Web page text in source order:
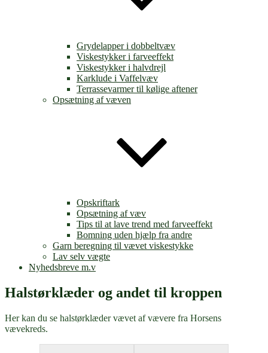
Grydelapper i dobbeltvæv
Viskestykker i farveeffekt
Viskestykker i halvdrejl
Karklude i Vaffelvæv
Terrassevarmer til kølige aftener
Opsætning af væven
Opskriftark
Opsætning af væv
Tips til at lave trend med farveeffekt
Bomning uden hjælp fra andre
Garn beregning til vævet viskestykke
Lav selv vægte
Nyhedsbreve m.v
Halstørklæder og andet til kroppen
Her kan du se halstørklæder vævet af vævere fra Horsens
vævekreds.